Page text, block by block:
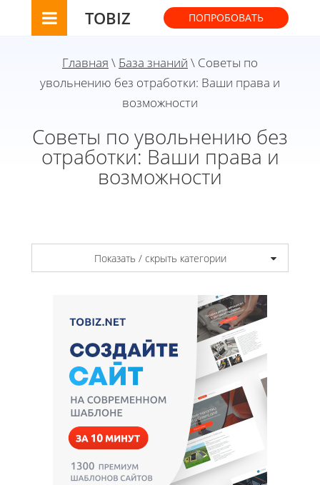
TOBIZ ПОПРОБОВАТЬ
Главная \ База знаний \ Советы по
увольнению без отработки: Ваши права и
возможности
Советы по увольнению без
отработки: Ваши права и
возможности
Показать / скрыть категории